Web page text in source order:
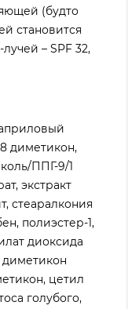
(будто
становится
– SPF 32,
диметикон,
ППГ-9/1
экстракт
стеаралкония
полиэстер-1,
диоксида
диметикон
цетил
голубого,